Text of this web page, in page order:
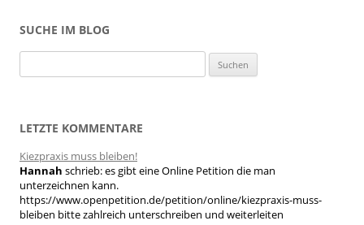
SUCHE IM BLOG
u
n
n
a
c
LETZTE KOMMENTARE
Kiezpraxis muss bleiben!
Hannah schrieb:es gibt eine Online Petition die man
unterzeichnen kann.
https://www.openpetition.de/petition/online/kiezpraxis-muss-
bleiben bitte zahlreich unterschreiben und weiterleiten